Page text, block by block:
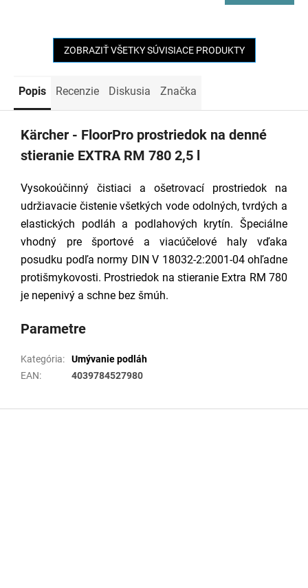
ZOBRAZIŤ VŠETKY SÚVISIACE PRODUKTY
Popis Recenzie Diskusia Značka
Kärcher - FloorPro prostriedok na denné
stieranie EXTRA RM 780 2,5 l
Vysokoúčinný čistiaci a ošetrovací prostriedok na
udržiavacie čistenie všetkých vode odolných, tvrdých a
elastických podláh a podlahových krytín. Špeciálne
vhodný pre športové a viacúčelové haly vďaka
posudku podľa normy DIN V 18032-2:2001-04 ohľadne
protišmykovosti. Prostriedok na stieranie Extra RM 780
je nepenivý a schne bez šmúh.
Parametre
Kategória:
Umývanie podláh
EAN: 4039784527980